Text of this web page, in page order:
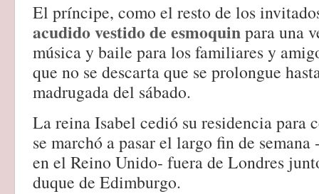
El príncipe, como el resto de los
acudido vestido de esmoquinpara una
música y baile para los familiares y
que no se descarta que se prolongue
madrugada del sábado.
La reina Isabel cedió su residencia para
se marchó a pasar el largo fin de
en el Reino Unido- fuera de Londres
duque de Edimburgo.